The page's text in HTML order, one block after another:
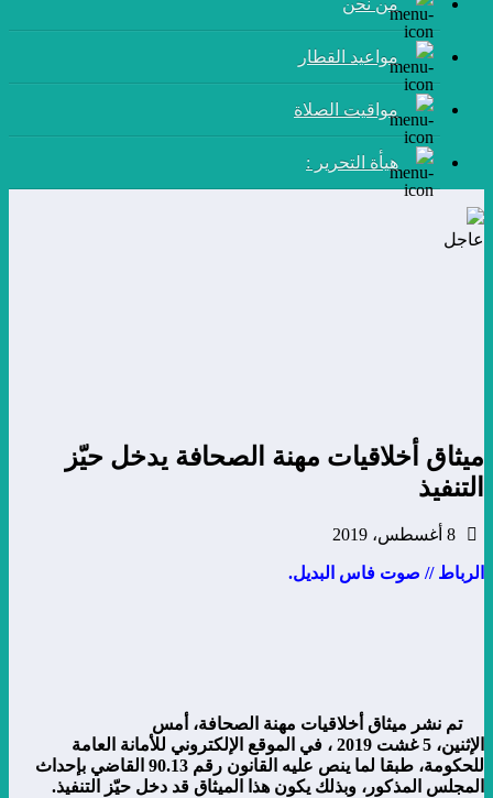
مواعيد القطار
مواقيت الصلاة
هيأة التحرير :
عاجل
ميثاق أخلاقيات مهنة الصحافة يدخل حيّز
التنفيذ
8 أغسطس، 2019
الرباط // صوت فاس البديل.
تم نشر ميثاق أخلاقيات مهنة الصحافة، أمس
الإثنين، 5 غشت 2019 ، في الموقع الإلكتروني للأمانة العامة
للحكومة، طبقا لما ينص عليه القانون رقم 90.13 القاضي بإحداث
المجلس المذكور، وبذلك يكون هذا الميثاق قد دخل حيّز التنفيذ.